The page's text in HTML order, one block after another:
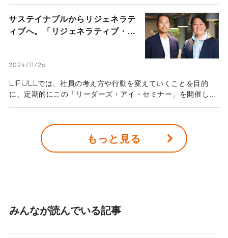
みんなが読んでいる記事
して感性を揺さぶるフルコースがゲスト24人を楽しませまし
た。
働くママを応援するLIFULL FaM代表の秋庭麻衣と、タレン
トの優木まおみさんによるトークセッションを行い、2人が働
くママの声を代弁し、子育てをしながら働くことの大変さが語
サステイナブルからリジェネラテ
ィブへ。「リジェネラティブ・カ
2024/11/26
LIFULLでは、社員の考え方や行動を変えていくことを目的
に、定期的にこの「リーダーズ・アイ・セミナー」を開催して
だ。今回は、テクノロジー、デザイン、カルチャーを先進的な
視点で探求し、新たな時代のライフスタイルやビジネスのヒン
トを提供してくれる革新的メディア『WIRED』日本版の編集
もっと見る